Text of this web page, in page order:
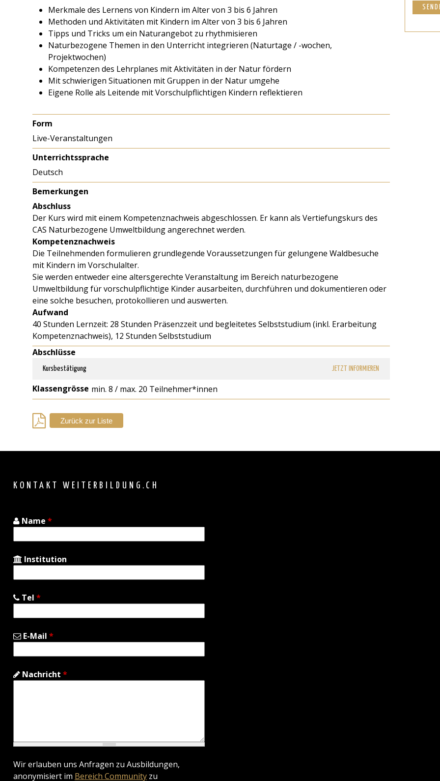
Merkmale des Lernens von Kindern im Alter von 3 bis 6 Jahren
Methoden und Aktivitäten mit Kindern im Alter von 3 bis 6 Jahren
Tipps und Tricks um ein Naturangebot zu rhythmisieren
Naturbezogene Themen in den Unterricht integrieren (Naturtage / -wochen,
Projektwochen)
Kompetenzen des Lehrplanes mit Aktivitäten in der Natur fördern
Mit schwierigen Situationen mit Gruppen in der Natur umgehe
Eigene Rolle als Leitende mit Vorschulpflichtigen Kindern reflektieren
Form
Live-Veranstaltungen
Unterrichtssprache
Deutsch
Bemerkungen
Abschluss
Der Kurs wird mit einem Kompetenznachweis abgeschlossen. Er kann als Vertiefungskurs des
CAS Naturbezogene Umweltbildung angerechnet werden.
Kompetenznachweis
Die Teilnehmenden formulieren grundlegende Voraussetzungen für gelungene Waldbesuche
mit Kindern im Vorschulalter.
Sie werden entweder eine altersgerechte Veranstaltung im Bereich naturbezogene
Umweltbildung für vorschulpflichtige Kinder ausarbeiten, durchführen und dokumentieren oder
eine solche besuchen, protokollieren und auswerten.
Aufwand
40 Stunden Lernzeit: 28 Stunden Präsenzzeit und begleitetes Selbststudium (inkl. Erarbeitung
Kompetenznachweis), 12 Stunden Selbststudium
Abschlüsse
Kursbestätigung JETZT INFORMIEREN
Klassengrösse min. 8 / max. 20 Teilnehmer*innen
Zurück zur Liste
KONTAKT WEITERBILDUNG.CH
Name *
Institution
Tel *
E-Mail *
Nachricht *
Wir erlauben uns Anfragen zu Ausbildungen,
anonymisiert im Bereich Communityzu